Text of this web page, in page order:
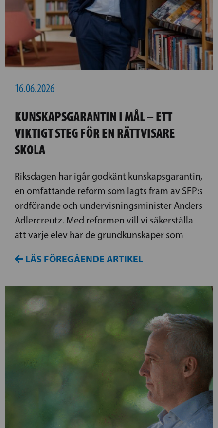
16.06.2026
KUNSKAPSGARANTIN I MÅL – ETT
VIKTIGT STEG FÖR EN RÄTTVISARE
SKOLA
Riksdagen har igår godkänt kunskapsgarantin,
en omfattande reform som lagts fram av SFP:s
ordförande och undervisningsminister Anders
Adlercreutz. Med reformen vill vi säkerställa
att varje elev har de grundkunskaper som
LÄS FÖREGÅENDE ARTIKEL